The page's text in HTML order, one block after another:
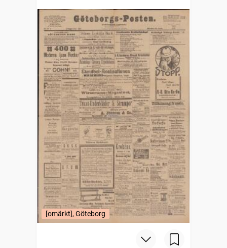
[omärkt], Göteborg